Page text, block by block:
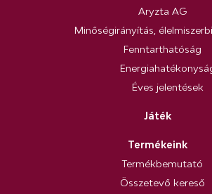
Aryzta AG
Minőségirányítás,
Fenntarthatóság
Éves jelentések
Játék
Termékeink
Termékbemutató
Összetevő kereső